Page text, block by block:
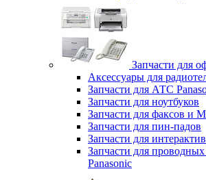
Запчасти для
Аксессуары для
Запчасти для АТС
Запчасти для ноутбуков
Запчасти для факсов и
Запчасти для пин-падов
Запчасти для
Запчасти для
Panasonic